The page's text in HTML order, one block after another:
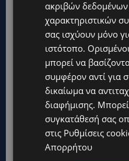
UPDATES
ΑΓΙΟΣ ΙΩΑΝΝΗΣ ΠΙΤΣΙΛΙΑΣ:
Μια ανάσα δροσιάς για
LIFESTYLE
ΕΛΕΝΑ ΠΑΠΑΔΟΠΟΥΛΟΥ: Από
ΘΟΚ – «Μεγάλη τιμή και
VIBE NEWS
ARLA PROTEIN: Συνεχίζει να
ακριβών
χαρακτηριστικών
σας ισχύουν μόνο
ιστότοπο.
μπορεί να
συμφέρον αντί για
δικαίωμα να
διαφήμισης.
συγκατάθεσή σας
στις Ρυθμίσεις
Απορρήτου